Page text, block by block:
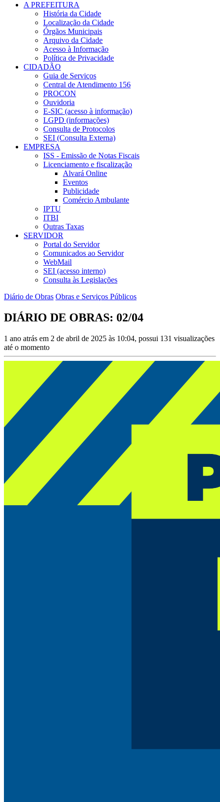
A PREFEITURA
História da Cidade
Localização da Cidade
Órgãos Municipais
Arquivo da Cidade
Acesso à Informação
Política de Privacidade
CIDADÃO
Guia de Serviços
Central de Atendimento 156
PROCON
Ouvidoria
E-SIC (acesso à informação)
LGPD (informações)
Consulta de Protocolos
SEI (Consulta Externa)
EMPRESA
ISS - Emissão de Notas Fiscais
Licenciamento e fiscalização
Alvará Online
Eventos
Publicidade
Comércio Ambulante
IPTU
ITBI
Outras Taxas
SERVIDOR
Portal do Servidor
Comunicados ao Servidor
WebMail
SEI (acesso interno)
Consulta às Legislações
Diário de Obras Obras e Serviços Públicos
DIÁRIO DE OBRAS: 02/04
1 ano atrás em 2 de abril de 2025 às 10:04, possui 131 visualizações
até o momento